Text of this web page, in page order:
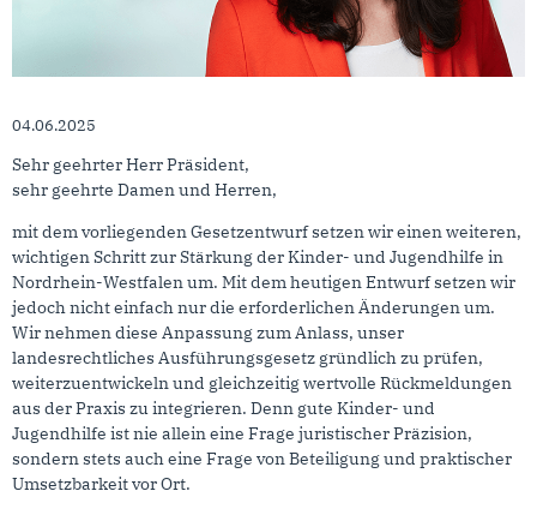
04.06.2025
Sehr geehrter Herr Präsident,
sehr geehrte Damen und Herren,
mit dem vorliegenden Gesetzentwurf setzen wir einen weiteren,
wichtigen Schritt zur Stärkung der Kinder- und Jugendhilfe in
Nordrhein-Westfalen um. Mit dem heutigen Entwurf setzen wir
jedoch nicht einfach nur die erforderlichen Änderungen um.
Wir nehmen diese Anpassung zum Anlass, unser
landesrechtliches Ausführungsgesetz gründlich zu prüfen,
weiterzuentwickeln und gleichzeitig wertvolle Rückmeldungen
aus der Praxis zu integrieren. Denn gute Kinder- und
Jugendhilfe ist nie allein eine Frage juristischer Präzision,
sondern stets auch eine Frage von Beteiligung und praktischer
Umsetzbarkeit vor Ort.